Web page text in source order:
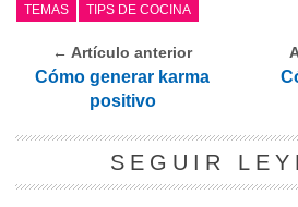
TEMAS TIPS DE COCINA
← Artículo anterior
Cómo generar karma
positivo
SEGUIR